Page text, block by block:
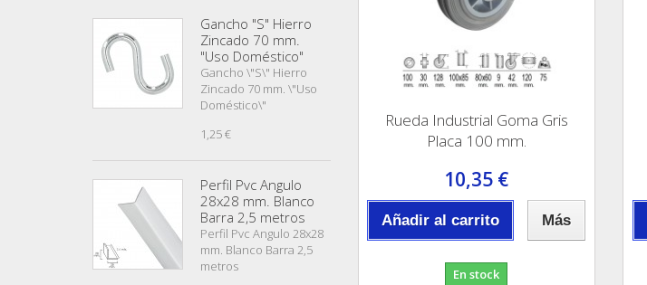
Gancho "S" Hierro
Zincado 70 mm.
"Uso Doméstico"
Gancho \"S\" Hierro
Zincado 70 mm. \"Uso
Doméstico\"
1,25 €
Perfil Pvc Angulo
28x28 mm. Blanco
Barra 2,5 metros
Perfil Pvc Angulo 28x28
mm. Blanco Barra 2,5
metros
Rueda Industrial Goma Gris
Placa 100 mm.
10,35 €
Añadir al carrito Más
En stock